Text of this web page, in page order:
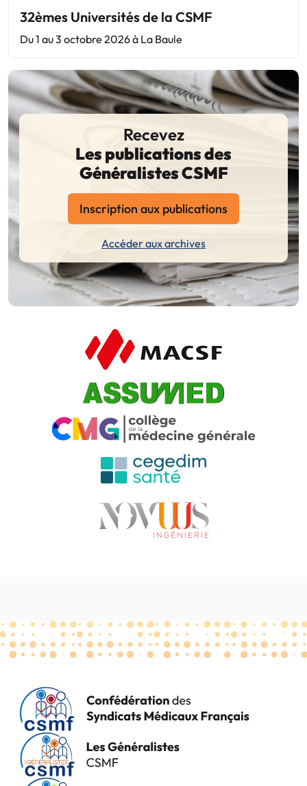
32èmes Universités de la CSMF
Du 1 au 3 octobre 2026 à La Baule
Recevez
Les publications des
Généralistes CSMF
Inscription aux publications
Accéder aux archives